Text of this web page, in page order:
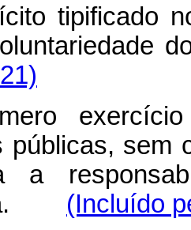
tipificado
públicas, sem
a
(Incluído